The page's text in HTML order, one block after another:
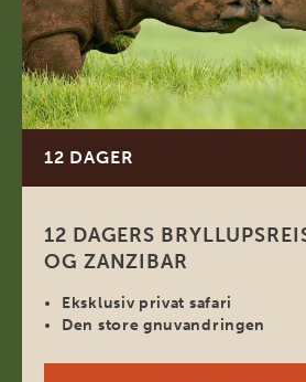
12 DAGER
12 DAGERS
OG ZANZIBAR
Eksklusiv privat safari
Den store gnuvandringen